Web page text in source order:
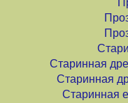
Старинная
Старинная
Старинная